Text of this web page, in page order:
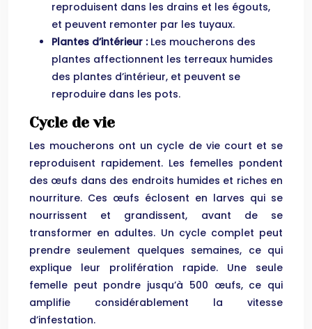
reproduisent dans les drains et les égouts,
et peuvent remonter par les tuyaux.
Plantes d’intérieur : Les moucherons des
plantes affectionnent les terreaux humides
des plantes d’intérieur, et peuvent se
reproduire dans les pots.
Cycle de vie
Les moucherons ont un cycle de vie court et se
reproduisent rapidement. Les femelles pondent
des œufs dans des endroits humides et riches en
nourriture. Ces œufs éclosent en larves qui se
nourrissent et grandissent, avant de se
transformer en adultes. Un cycle complet peut
prendre seulement quelques semaines, ce qui
explique leur prolifération rapide. Une seule
femelle peut pondre jusqu’à 500 œufs, ce qui
amplifie considérablement la vitesse
d’infestation.